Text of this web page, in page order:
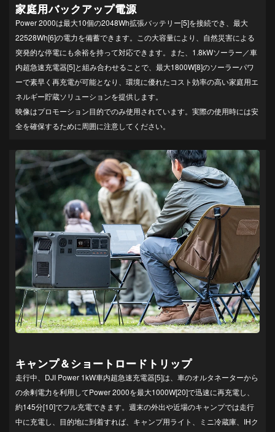
家庭用バックアップ電源
Power 2000は最大10個の2048Wh拡張バッテリー[5]を接続でき、最大
22528Wh[6]の電力を備蓄できます。この大容量により、自然災害による
突発的な停電にも余裕を持って対応できます。また、1.8kWソーラー／車
内超急速充電器[5]と組み合わせることで、最大1800W[8]のソーラーパワ
ーで素早く再充電が可能となり、環境に優れたコスト効率の高い家庭用エ
ネルギー貯蔵ソリューションを提供します。
映像はプロモーション目的でのみ使用されています。実際の使用時には安
全を確保するために周囲に注意してください。
キャンプ＆ショートロードトリップ
走行中、DJI Power 1kW車内超急速充電器[5]は、車のオルタネーターから
の余剰電力を利用してPower 2000を最大1000W[20]で迅速に再充電し、
約145分[10]でフル充電できます。週末の外出や近場のキャンプでは走行
中に充電し、目的地に到着すれば、キャンプ用ライト、ミニ冷蔵庫、IHク